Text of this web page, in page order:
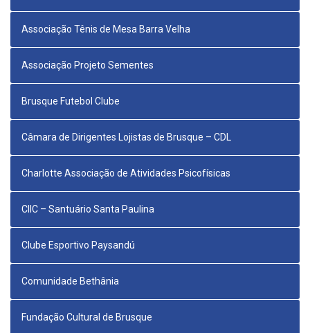
Associação Tênis de Mesa Barra Velha
Associação Projeto Sementes
Brusque Futebol Clube
Câmara de Dirigentes Lojistas de Brusque – CDL
Charlotte Associação de Atividades Psicofísicas
CIIC – Santuário Santa Paulina
Clube Esportivo Paysandú
Comunidade Bethânia
Fundação Cultural de Brusque